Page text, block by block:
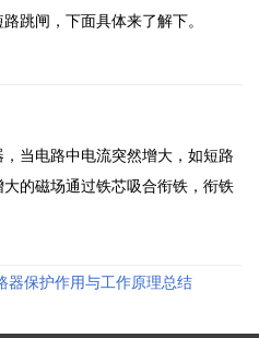
跳闸，下面具体来了解下。
当电路中电流突然增大，如短路
的磁场通过铁芯吸合衔铁，衔铁
器保护作用与工作原理总结